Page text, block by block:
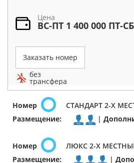
Цена
ВС-ПТ 1 400 000 ПТ-
Заказать номер
без
трансфера
Номер
СТАНДАРТ 2-Х
Размещение:
|
Номер
ЛЮКС 2-Х
Размещение:
|